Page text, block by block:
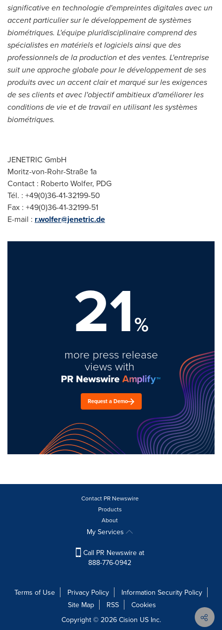
significative en technologie d'empreintes digitales avec un
accent particulier sur le développement de systèmes
biométriques. L'équipe pluridisciplinaire comprend des
spécialistes en matériels et logiciels ainsi que des
professionnels de la production et des ventes. L'entreprise
suit une approche globale pour le développement de ses
produits avec un accent clair et marqué sur les exigences
de ses clients et avec l'objectif ambitieux d'améliorer les
conditions de vie et de travail en utilisant les systèmes
biométriques.
JENETRIC GmbH
Moritz-von-Rohr-Straße 1a
Contact : Roberto Wolfer, PDG
Tél. : +49(0)36-41-32199-50
Fax : +49(0)36-41-32199-51
E-mail : r.wolfer@jenetric.de
21%
more press release
views with
Request a Demo
Contact PR Newswire
Products
About
My Services
Call PR Newswire at
888-776-0942
Terms of Use Privacy Policy
Information Security Policy
Site Map
RSS
Cookies
Copyright © 2026 Cision US Inc.